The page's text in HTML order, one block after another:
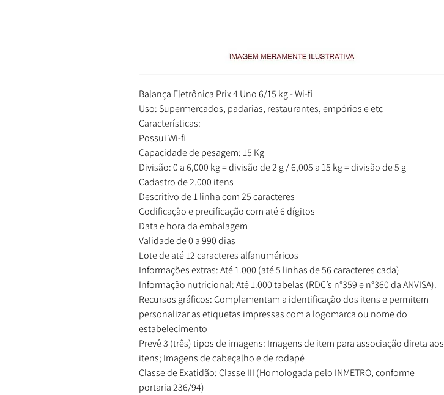
Balança Eletrônica Prix 4 Uno 6/15 kg - Wi-fi
Uso: Supermercados, padarias, restaurantes, empórios e etc
Características:
Possui Wi-fi
Capacidade de pesagem: 15 Kg
Divisão: 0 a 6,000 kg = divisão de 2 g / 6,005 a 15 kg = divisão de 5 g
Cadastro de 2.000 itens
Descritivo de 1 linha com 25 caracteres
Codificação e precificação com até 6 dígitos
Data e hora da embalagem
Validade de 0 a 990 dias
Lote de até 12 caracteres alfanuméricos
Informações extras: Até 1.000 (até 5 linhas de 56 caracteres cada)
Informação nutricional: Até 1.000 tabelas (RDC’s n°359 e n°360 da ANVISA).
Recursos gráficos: Complementam a identificação dos itens e permitem
personalizar as etiquetas impressas com a logomarca ou nome do
estabelecimento
Prevê 3 (três) tipos de imagens: Imagens de item para associação direta aos
itens; Imagens de cabeçalho e de rodapé
Classe de Exatidão: Classe III (Homologada pelo INMETRO, conforme
portaria 236/94)